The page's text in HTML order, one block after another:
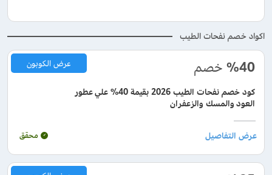
اكواد خصم نفحات الطيب
%40 خصم
كود خصم نفحات الطيب 2026 بقيمة 40% علي عطور
العود والمسك والزعفران
عرض الكوبون
محقق